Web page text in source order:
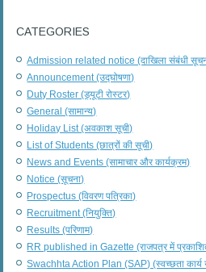
CATEGORIES
Admission related notice (दाखिला संबंधी
Announcement (उद्घोषणा)
Duty Roster (ड्यूटी रोस्टर)
General (सामान्य)
Holiday List (अवकाश सूची)
List of Students (छात्रों की सूची)
News and Events (सामाचार और कार्यक्रम)
Notice (सूचना)
Prospectus (विवरण पत्रिका)
Recruitment (नियुक्ति)
Results (परिणाम)
RR published in Gazette (राजपत्र में प्रकाशित
Swachhta Action Plan (SAP) (स्वच्छता कार्य